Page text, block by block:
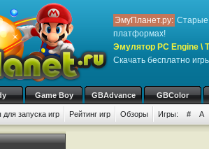
ЭмуПланет.ру: Старые
платформах!
Эмулятор PC Engine \
Скачать бесплатно
Game Boy GBAdvance GBColor
запуска игр Рейтинг игр Обзоры Игры: # A